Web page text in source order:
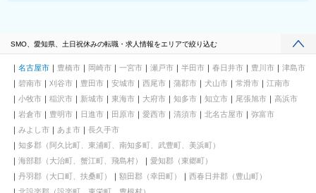
SMO、愛知県、土日祝休みの転職・求人情報をエリアで絞り込む
名古屋市 豊橋市 岡崎市 一宮市 瀬戸市 半田市 春日井市 豊川市
津島市
碧南市
刈谷市 豊田市 安城市 西尾市 蒲郡市 犬山市 常滑市
江南市
小牧市
稲沢市 新城市 東海市 大府市 知多市 知立市 尾張旭市
高浜市
岩倉市
豊明市 日進市 田原市 愛西市 清須市 北名古屋市
弥富市
みよし市
あま市
長久手市
知多郡（阿久比町、東浦町、南知多町、武豊町、美浜町）
海部郡（大治町、蟹江町、飛島村）
愛知郡（東郷町）
丹羽郡（大口町、扶桑町）
額田郡（幸田町）
西春日井郡（豊山町）